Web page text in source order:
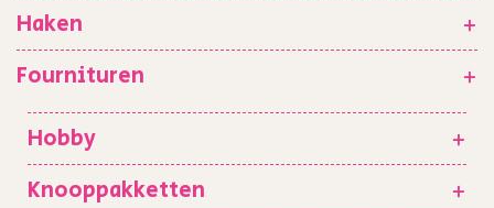
Haken
+
Fournituren
+
Hobby
+
Knooppakketten
+